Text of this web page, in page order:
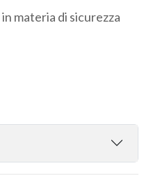
materia di sicurezza